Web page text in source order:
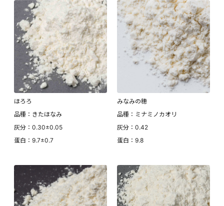
ほろろ
品種：きたほなみ
灰分：0.30±0.05
蛋白：9.7±0.7
みなみの穂
品種：ミナミノカオリ
灰分：0.42
蛋白：9.8